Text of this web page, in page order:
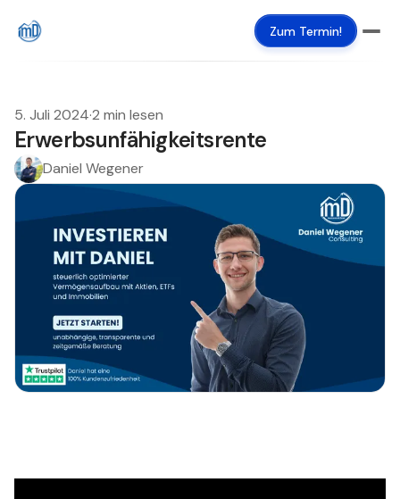
Zum Termin!
5. Juli 2024·2 min lesen
Erwerbsunfähigkeitsrente
Daniel Wegener